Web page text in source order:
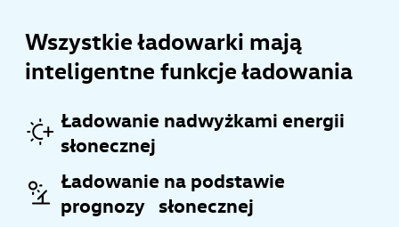
Wszystkie ładowarki mają
inteligentne funkcje ładowania
Ładowanie nadwyżkami energii
słonecznej
Ładowanie na podstawie
prognozy słonecznej